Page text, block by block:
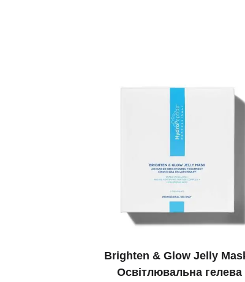
Brighten & Glow Jelly
Освітлювальна гелева